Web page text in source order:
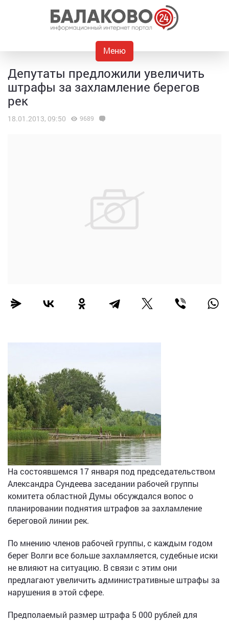
Меню
Депутаты предложили увеличить
штрафы за захламление берегов
рек
18.01.2013, 09:50 9689
На состоявшемся 17 января под председательством
Александра Сундеева заседании рабочей группы
комитета областной Думы обсуждался вопос о
планировании поднятия штрафов за захламление
береговой линии рек.
По мнению членов рабочей группы, с каждым годом
берег Волги все больше захламляется, судебные иски
не влияют на ситуацию. В связи с этим они
предлагают увеличить административные штрафы за
нарушения в этой сфере.
Предполаемый размер штрафа 5 000 рублей для